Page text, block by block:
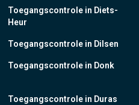
Toegangscontrole in Diets-
Heur
Toegangscontrole in Dilsen
Toegangscontrole in Donk
Toegangscontrole in Duras